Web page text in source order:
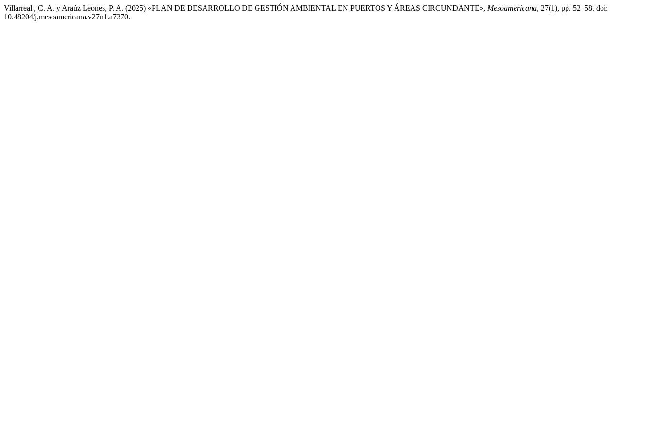
Villarreal , C. A. y Araúz Leones, P. A. (2025) «PLAN DE DESARROLLO DE GESTIÓN AMBIENTAL EN PUERTOS Y ÁREAS CIRCUNDANTE», Mesoamericana, 27(1), pp. 52–58. doi:
10.48204/j.mesoamericana.v27n1.a7370.